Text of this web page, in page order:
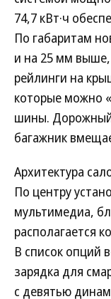
74,7 кВт·ч
По габаритам
и на 25 мм выше,
рейлинги на
которые можно
шины. Дорожный
багажник
Архитектура
По центру
мультимедиа,
располагается
В список опций
зарядка для
с девятью